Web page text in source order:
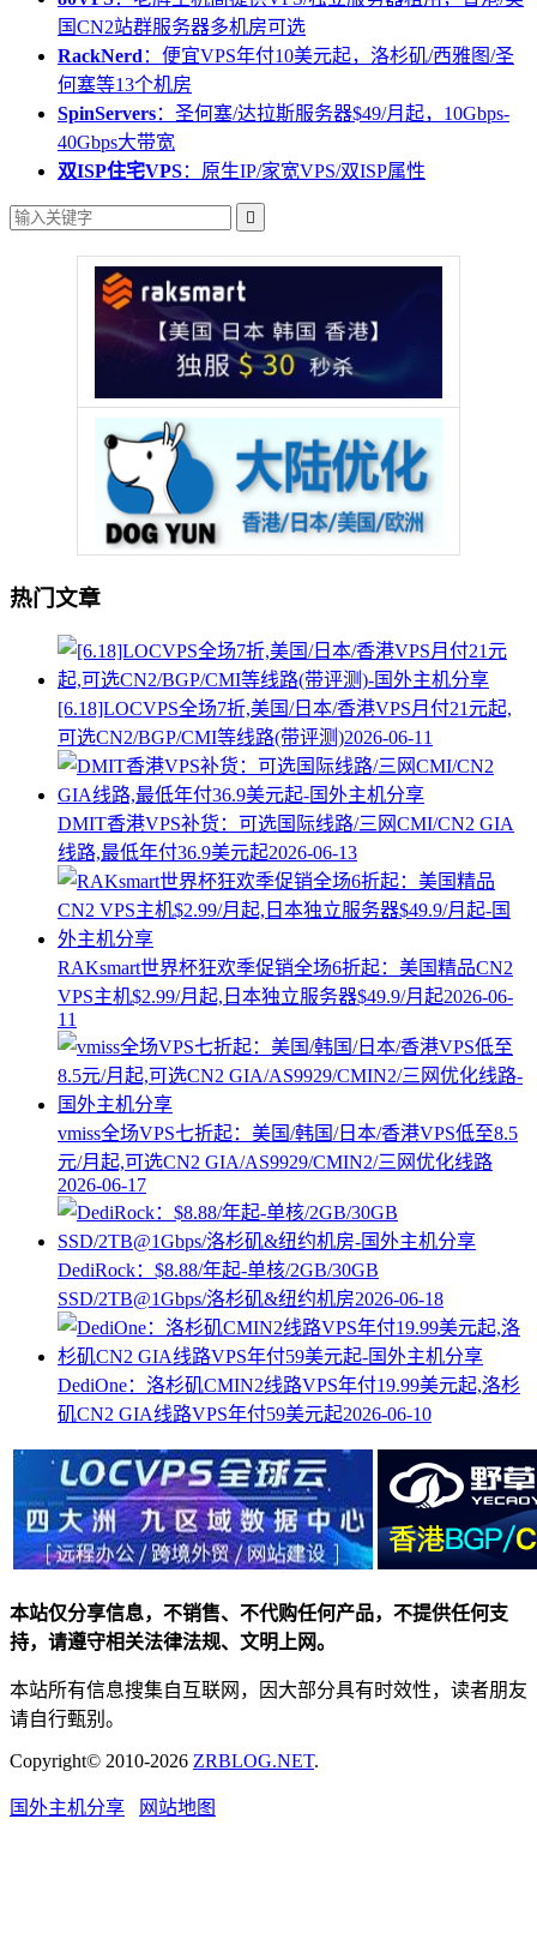
国CN2站群服务器多机房可选
RackNerd ：便宜VPS年付10美元起，洛杉矶/西雅图/圣
何塞等13个机房
SpinServers：圣何塞/达拉斯服务器$49/月起，10Gbps-
40Gbps大带宽
双ISP住宅VPS：原生IP/家宽VPS/双ISP属性

热门文章
[6.18]LOCVPS全场7折,美国/日本/香港VPS月付21元起,
可选CN2/BGP/CMI等线路(带评测)2026-06-11
DMIT香港VPS补货：可选国际线路/三网CMI/CN2 GIA
线路,最低年付36.9美元起2026-06-13
RAKsmart世界杯狂欢季促销全场6折起：美国精品CN2
VPS主机$2.99/月起,日本独立服务器$49.9/月起2026-06-
11
vmiss全场VPS七折起：美国/韩国/日本/香港VPS低至8.5
元/月起,可选CN2 GIA/AS9929/CMIN2/三网优化线路
2026-06-17
DediRock：$8.88/年起-单核/2GB/30GB
SSD/2TB@1Gbps/洛杉矶&纽约机房2026-06-18
DediOne：洛杉矶CMIN2线路VPS年付19.99美元起,洛杉
矶CN2 GIA线路VPS年付59美元起2026-06-10
本站仅分享信息，不销售、不代购任何产品，不提供任何支
持，请遵守相关法律法规、文明上网。
本站所有信息搜集自互联网，因大部分具有时效性，读者朋友
请自行甄别。
Copyright© 2010-2026 ZRBLOG.NET.
国外主机分享 网站地图